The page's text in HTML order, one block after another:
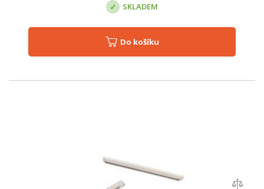
SKLADEM
Do košíku